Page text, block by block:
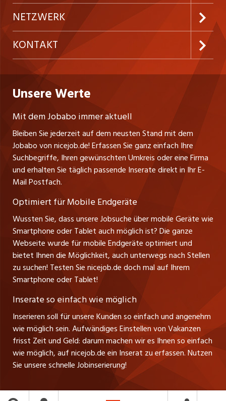
Festanstellungen
Temporäre Jobs
Freelance Jobs
Praktika
Führungspositionen
Management / Kader-Jobs
Inserieren
Firmen
Personalvermittler
Preise und Leistungen
AGB
Datenschutzerklärung
Nutzungsbedingungen
Impressum
NETZWERK
ostjob.ch
westjob.at
jobzüri.ch
jobmittelland.ch
jobbern.ch
jobbasel.ch
zentraljob.ch
myjob.ch
schaffu.ch (VS)
ajourjob.ch
tagblatt.ch
FM1Today
KONTAKT
Niederlassung
Fa. nicejob.de
PR Medien GmbH
Lindauer Straße 16
D-88239 Wangen
Tel. +49 07522 795034
Thomas Reiner
Ansprechpartner
Unsere Werte
Mit dem Jobabo immer aktuell
Bleiben Sie jederzeit auf dem neusten Stand mit dem
Jobabo von nicejob.de! Erfassen Sie ganz einfach Ihre
Suchbegriffe, Ihren gewünschten Umkreis oder eine Firma
und erhalten Sie täglich passende Inserate direkt in Ihr E-
Mail Postfach.
Optimiert für Mobile Endgeräte
Wussten Sie, dass unsere Jobsuche über mobile Geräte wie
Smartphone oder Tablet auch möglich ist? Die ganze
Webseite wurde für mobile Endgeräte optimiert und
bietet Ihnen die Möglichkeit, auch unterwegs nach Stellen
zu suchen! Testen Sie nicejob.de doch mal auf Ihrem
Smartphone oder Tablet!
Inserate so einfach wie möglich
Inserieren soll für unsere Kunden so einfach und angenehm
wie möglich sein. Aufwändiges Einstellen von Vakanzen
frisst Zeit und Geld: darum machen wir es Ihnen so einfach
wie möglich, auf nicejob.de ein Inserat zu erfassen. Nutzen
Sie unsere schnelle Jobinserierung!